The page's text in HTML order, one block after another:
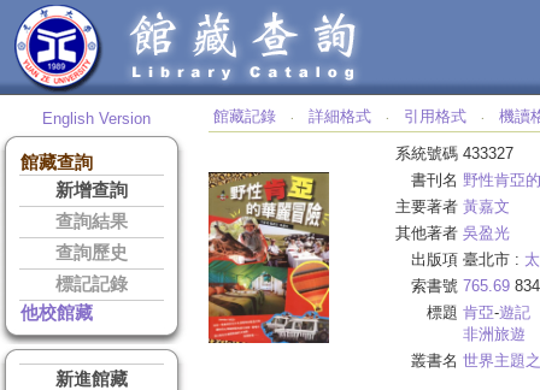
English Version
館藏查詢
新增查詢
查詢結果
查詢歷史
標記記錄
他校館藏
新進館藏
館藏記錄 ‧ 詳細格式 ‧ 引用格式 ‧ 機讀
系統號碼 433327
書刊名 野性肯亞
主要著者 黃嘉文
其他著者 吳盈光
出版項 臺北市 :
索書號 765.69
標題 肯亞-遊記
非洲旅遊
叢書名 世界主題